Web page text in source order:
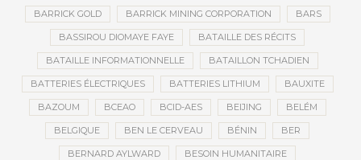
BARRICK GOLD BARRICK MINING CORPORATION BARS
BASSIROU DIOMAYE FAYE BATAILLE DES RÉCITS
BATAILLE INFORMATIONNELLE BATAILLON TCHADIEN
BATTERIES ÉLECTRIQUES BATTERIES LITHIUM BAUXITE
BAZOUM BCEAO BCID-AES BEIJING BELÉM
BELGIQUE BEN LE CERVEAU BÉNIN BER
BERNARD AYLWARD BESOIN HUMANITAIRE